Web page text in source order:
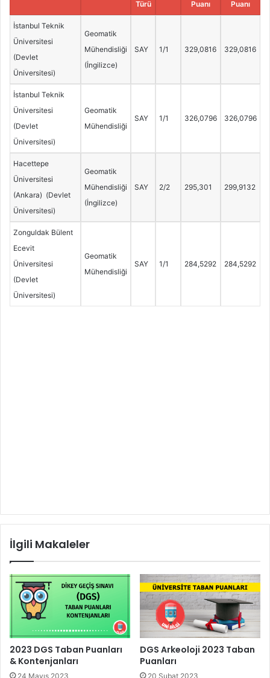
Türü
Puanı
Puanı
İstanbul Teknik
Üniversitesi
(Devlet
Üniversitesi)
Geomatik
Mühendisliği
(İngilizce)
SAY 1/1 329,0816 329,0816
İstanbul Teknik
Üniversitesi
(Devlet
Üniversitesi)
Geomatik
Mühendisliği
SAY 1/1 326,0796 326,0796
Hacettepe
Üniversitesi
(Ankara) (Devlet
Üniversitesi)
Geomatik
Mühendisliği
(İngilizce)
SAY 2/2 295,301 299,9132
Zonguldak Bülent
Ecevit
Üniversitesi
(Devlet
Üniversitesi)
Geomatik
Mühendisliği
SAY 1/1 284,5292 284,5292
İlgili Makaleler
2023 DGS Taban Puanları
& Kontenjanları
24 Mayıs 2023
DGS Arkeoloji 2023 Taban
Puanları
20 Şubat 2023